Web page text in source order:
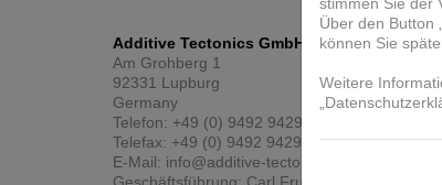
Additive Tectonics GmbH
Am Grohberg 1
92331 Lupburg
Germany
Telefon: +49 (0) 9492 9429 0
Telefax: +49 (0) 9492 9429 11
E-Mail: info@additive-tectonics.com